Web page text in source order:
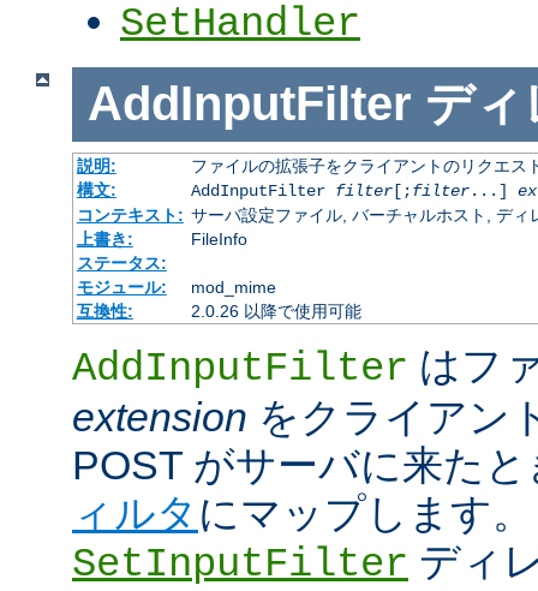
SetHandler
AddInputFilter ディ
説明:
ファイルの拡張子をクライアントのリクエス
構文:
AddInputFilter filter[;filter...]
コンテキスト: サーバ設定ファイル, バーチャルホスト, ディ
上書き:
FileInfo
ステータス:
モジュール:
mod_mime
互換性:
2.0.26 以降で使用可能
AddInputFilter はフ
extension をクライアン
POST がサーバに来た
ィルタ にマップします
SetInputFilter ディ